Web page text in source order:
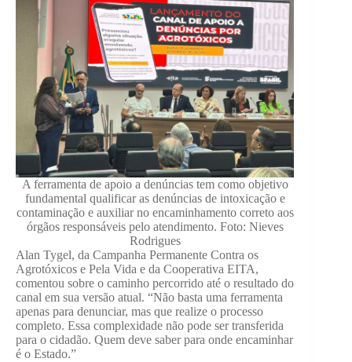
A ferramenta de apoio a denúncias tem como objetivo
fundamental qualificar as denúncias de intoxicação e
contaminação e auxiliar no encaminhamento correto aos
órgãos responsáveis pelo atendimento. Foto: Nieves
Rodrigues
Alan Tygel, da Campanha Permanente Contra os
Agrotóxicos e Pela Vida e da Cooperativa EITA,
comentou sobre o caminho percorrido até o resultado do
canal em sua versão atual. “Não basta uma ferramenta
apenas para denunciar, mas que realize o processo
completo. Essa complexidade não pode ser transferida
para o cidadão. Quem deve saber para onde encaminhar
é o Estado.”